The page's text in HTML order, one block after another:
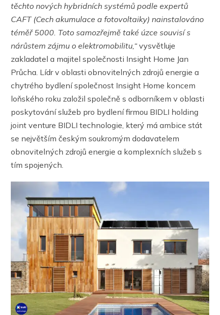
těchto nových hybridních systémů podle expertů
CAFT (Cech akumulace a fotovoltaiky) nainstalováno
téměř 5000. Toto samozřejmě také úzce souvisí s
nárůstem zájmu o elektromobilitu,“vysvětluje
zakladatel a majitel společnosti Insight Home Jan
Průcha. Lídr v oblasti obnovitelných zdrojů energie a
chytrého bydlení společnost Insight Home koncem
loňského roku založil společně s odborníkem v oblasti
poskytování služeb pro bydlení firmou BIDLI holding
joint venture BIDLI technologie, který má ambice stát
se největším českým soukromým dodavatelem
obnovitelných zdrojů energie a komplexních služeb s
tím spojených.